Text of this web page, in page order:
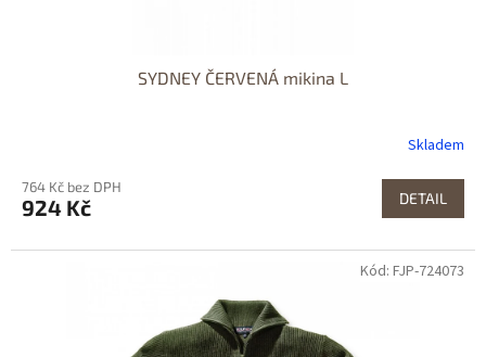
SYDNEY ČERVENÁ mikina L
Skladem
764 Kč bez DPH
924 Kč DETAIL
Kód: FJP-724073